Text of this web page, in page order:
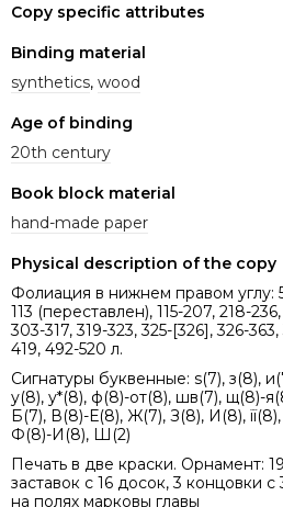
Copy specific attributes
Binding material
synthetics, wood
Age of binding
20th century
Book block material
hand-made paper
Physical description of the copy
Фолиация в нижнем правом углу:
113 (переставлен), 115-207, 218-
303-317, 319-323, 325-[326], 326-
419, 492-520 л.
Сигнатуры буквенные: s(7), з(8),
у(8), у*(8), ф(8)-от(8), шв(7), щ(8)-
Б(7), В(8)-Е(8), Ж(7), З(8), И(8), ïï(8),
Ф(8)-И(8), Ш(2)
Печать в две краски. Орнамент:
заставок с 16 досок, 3 концовки
на полях марковы главы